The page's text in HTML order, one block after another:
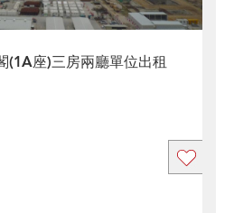
(1A座)三房兩廳單位出租